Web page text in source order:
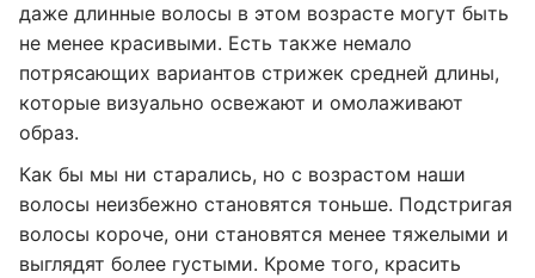
даже длинные волосы в этом возрасте могут быть
не менее красивыми. Есть также немало
потрясающих вариантов стрижек средней длины,
которые визуально освежают и омолаживают
образ.
Как бы мы ни старались, но с возрастом наши
волосы неизбежно становятся тоньше. Подстригая
волосы короче, они становятся менее тяжелыми и
выглядят более густыми. Кроме того, красить